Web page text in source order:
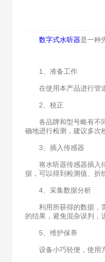
数字式水听器是一种
1、准备工作
在使用本产品进行管道
2、校正
各品牌和型号略有不同
确地进行检测，建议多次
3、插入传感器
将水听器传感器插入待
据，可以得到检测值、折
4、采集数据分析
利用所获得的数据，需
的结果，避免混杂误判，
5、维护保养
设备小巧轻便，使用方